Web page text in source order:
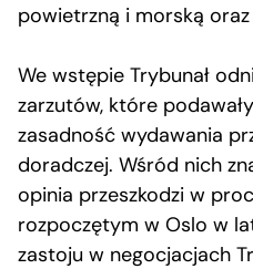
powietrzną i morską
We wstępie Trybunał
zarzutów, które
zasadność wydawania
doradczej. Wśród nich
opinia przeszkodzi w
rozpoczętym w Oslo w
zastoju w negocjacjach